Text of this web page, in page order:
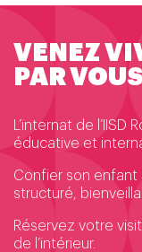
VENEZ
PAR
L’internat de
éducative et
Confier son enfant
structuré,
Réservez votre
de l’intérieur.